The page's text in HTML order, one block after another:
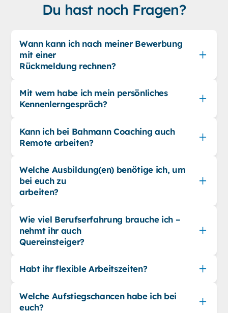
Du hast noch Fragen?
Wann kann ich nach meiner Bewerbung
mit einer
Rückmeldung rechnen?
Mit wem habe ich mein persönliches
Kennenlerngespräch?
Kann ich bei Bahmann Coaching auch
Remote arbeiten?
Welche Ausbildung(en) benötige ich, um
bei euch zu
arbeiten?
Wie viel Berufserfahrung brauche ich –
nehmt ihr auch
Quereinsteiger?
Habt ihr flexible Arbeitszeiten?
Welche Aufstiegschancen habe ich bei
euch?